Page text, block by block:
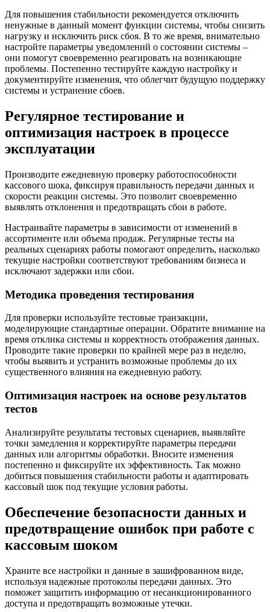
Для повышения стабильности рекомендуется отключить
ненужные в данный момент функции системы, чтобы снизить
нагрузку и исключить риск сбоя. В то же время, внимательно
настройте параметры уведомлений о состоянии системы –
они помогут своевременно реагировать на возникающие
проблемы. Постепенно тестируйте каждую настройку и
документируйте изменения, что облегчит будущую поддержку
системы и устранение сбоев.
Регулярное тестирование и
оптимизация настроек в процессе
эксплуатации
Производите ежедневную проверку работоспособности
кассового шока, фиксируя правильность передачи данных и
скорости реакции системы. Это позволит своевременно
выявлять отклонения и предотвращать сбои в работе.
Настраивайте параметры в зависимости от изменений в
ассортименте или объема продаж. Регулярные тесты на
реальных сценариях работы помогают определить, насколько
текущие настройки соответствуют требованиям бизнеса и
исключают задержки или сбои.
Методика проведения тестирования
Для проверки используйте тестовые транзакции,
моделирующие стандартные операции. Обратите внимание на
время отклика системы и корректность отображения данных.
Проводите такие проверки по крайней мере раз в неделю,
чтобы выявить и устранить возможные проблемы до их
существенного влияния на ежедневную работу.
Оптимизация настроек на основе результатов
тестов
Анализируйте результаты тестовых сценариев, выявляйте
точки замедления и корректируйте параметры передачи
данных или алгоритмы обработки. Вносите изменения
постепенно и фиксируйте их эффективность. Так можно
добиться повышения стабильности работы и адаптировать
кассовый шок под текущие условия работы.
Обеспечение безопасности данных и
предотвращение ошибок при работе с
кассовым шоком
Храните все настройки и данные в зашифрованном виде,
используя надежные протоколы передачи данных. Это
поможет защитить информацию от несанкционированного
доступа и предотвращать возможные утечки.